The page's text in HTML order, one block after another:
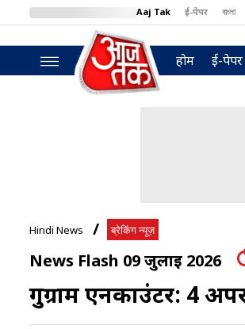
Aaj Tak ई-पेपर বাংলা
BT Bazaar
होम ई-पेपर
Hindi News ब्रेकिंग न्यूज़
News Flash 09 जुलाई 2026
गुरुग्राम एनकाउंटर: 4